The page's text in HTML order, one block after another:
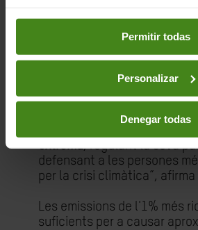
preferencias accediendo a nuestra
en los botones facilitados aPermitir todas
Personalizar
Denegar todas
Units, el Regne Unit, França
acaben frenant les lleis
després de rebre grans
“Hem de denunciar
el poder descomunal
extrema, regulant la seva
defensant a les persones
per la crisi climàtica”, afirma
Les emissions de l'1% més
suficients per a causar